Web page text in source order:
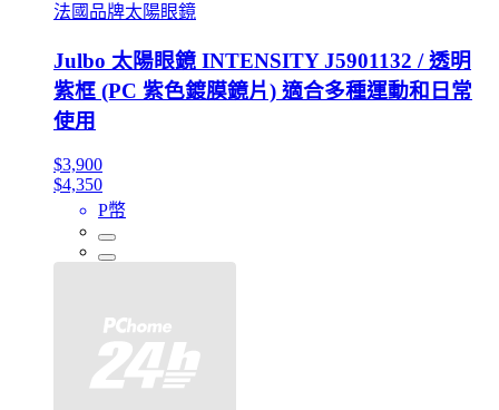
法國品牌太陽眼鏡
Julbo 太陽眼鏡 INTENSITY J5901132 / 透明
紫框 (PC 紫色鍍膜鏡片) 適合多種運動和日常
使用
$3,900
$4,350
P幣